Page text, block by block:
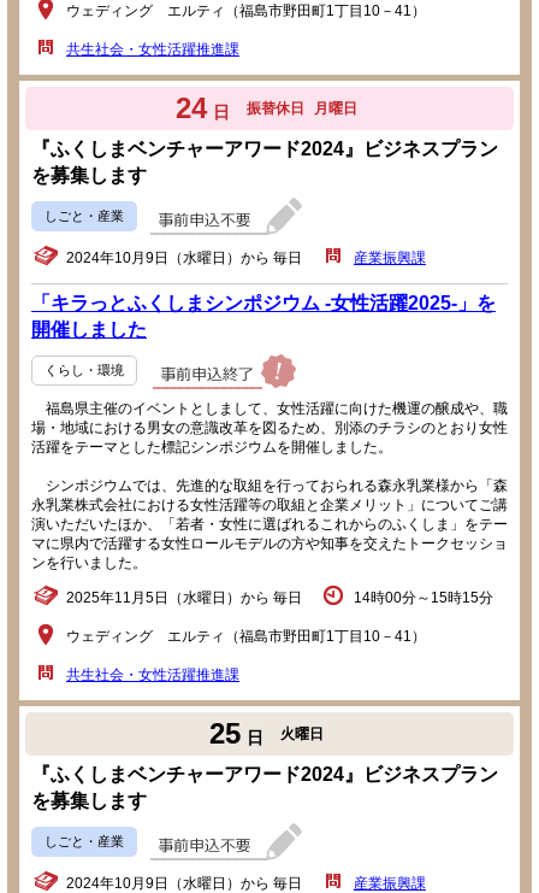
ウェディング エルティ（福島市野田町1丁目10－41）
共生社会・女性活躍推進課
24 日 振替休日 月曜日
『ふくしまベンチャーアワード2024』ビジネスプラン
を募集します
しごと・産業
2024年10月9日（水曜日）から 毎日 産業振興課
「キラっとふくしまシンポジウム -女性活躍2025-」を
開催しました
くらし・環境
福島県主催のイベントとしまして、女性活躍に向けた機運の醸成や、職
場・地域における男女の意識改革を図るため、別添のチラシのとおり女性
活躍をテーマとした標記シンポジウムを開催しました。
シンポジウムでは、先進的な取組を行っておられる森永乳業様から「森
永乳業株式会社における女性活躍等の取組と企業メリット」についてご講
演いただいたほか、「若者・女性に選ばれるこれからのふくしま」をテー
マに県内で活躍する女性ロールモデルの方や知事を交えたトークセッショ
ンを行いました。
2025年11月5日（水曜日）から 毎日 14時00分～15時15分
ウェディング エルティ（福島市野田町1丁目10－41）
共生社会・女性活躍推進課
25 日 火曜日
『ふくしまベンチャーアワード2024』ビジネスプラン
を募集します
しごと・産業
2024年10月9日（水曜日）から 毎日 産業振興課